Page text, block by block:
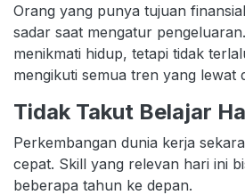
Orang yang punya tujuan
sadar saat mengatur
menikmati hidup, tetapi tidak
mengikuti semua tren yang lewat
Tidak Takut Belajar
Perkembangan dunia kerja
cepat. Skill yang relevan hari ini
beberapa tahun ke depan.